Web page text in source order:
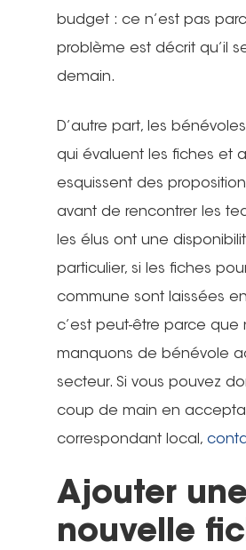
budget : ce n’est pas
problème est décrit qu’il
demain.
D’autre part, les
qui évaluent les fiches et
esquissent des
avant de rencontrer les
les élus ont une
particulier, si les fiches
commune sont laissées
c’est peut-être parce que
manquons de bénévole
secteur. Si vous pouvez
coup de main en
correspondant local,
Ajouter une
nouvelle